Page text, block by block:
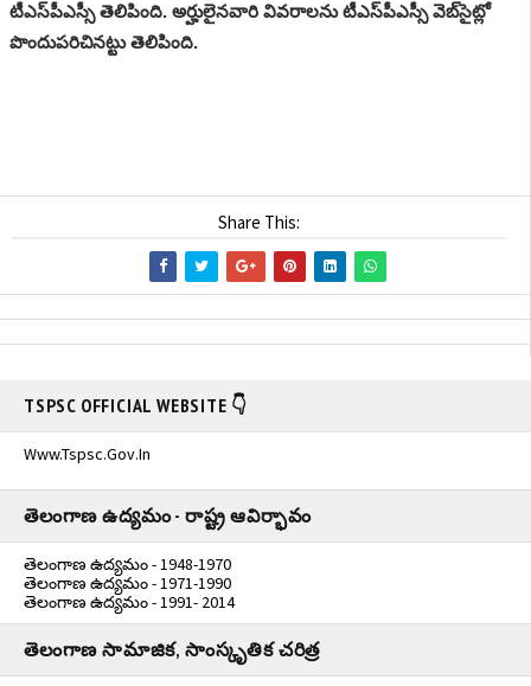
టీఎస్‌పీఎస్సీ తెలిపింది. అర్హులైనవారి వివరాలను టీఎస్‌పీఎస్సీ వెబ్‌సైట్లో
పొందుపరిచినట్టు తెలిపింది.
Share This:
TSPSC OFFICIAL WEBSITE 👇
Www.tspsc.gov.in
తెలంగాణ ఉద్యమం - రాష్ట్ర ఆవిర్భావం
తెలంగాణ ఉద్యమం - 1948-1970
తెలంగాణ ఉద్యమం - 1971-1990
తెలంగాణ ఉద్యమం - 1991- 2014
తెలంగాణ సామాజిక, సాంస్కృతిక చరిత్ర